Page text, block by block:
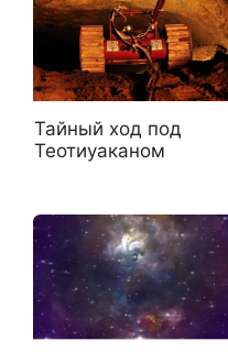
Тайный ход под
Теотиуаканом